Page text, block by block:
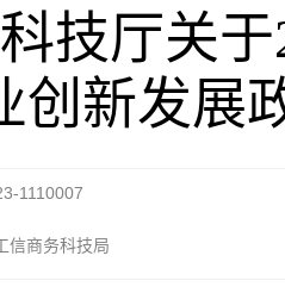
技厅关
创新发展
1110007
信商务科技局